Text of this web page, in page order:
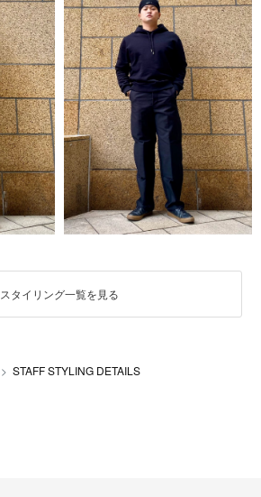
スタイリング一覧を見る
STAFF STYLING DETAILS